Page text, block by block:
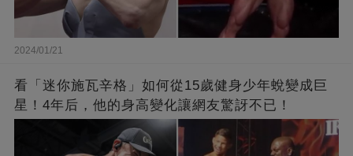
2024/01/21
看「迷你施瓦辛格」如何從15歲健身少年蛻變成巨
星！4年后，他的身高變化讓網友驚訝不已！